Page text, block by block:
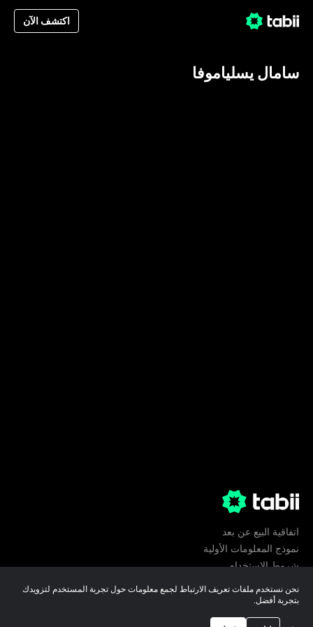
اكتشف الآن
سامال يسلياموفا
اتفاقية البيع عن بعد
نموذج المعلومات الأولية
شروط الإستخدام
تفضيلات ملفات تعريف الارتباط
نحن نستخدم ملفات تعريف الارتباط لجمع معلومات حول تجربة المستخدم لتزويدك
بتجربة أفضل.